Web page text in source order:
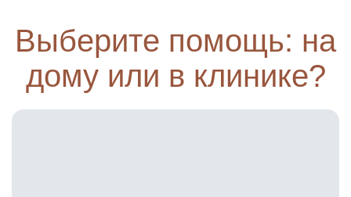
Выберите помощь: на
дому или в клинике?